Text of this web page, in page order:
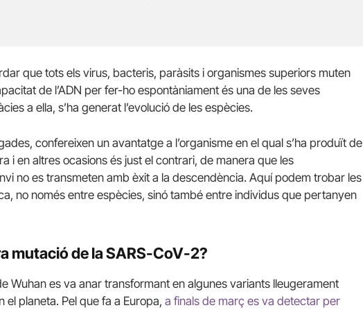
que tots els virus, bacteris, paràsits i organismes superiors muten
de l’ADN per fer-ho espontàniament és una de les seves
a ella, s’ha generat l’evolució de les espècies.
confereixen un avantatge a l’organisme en el qual s’ha produït de
i en altres ocasions és just el contrari, de manera que les
no es transmeten amb èxit a la descendència. Aquí podem trobar les
no només entre espècies, sinó també entre individus que pertanyen
mutació de la SARS-CoV-2?
Wuhan es va anar transformant en algunes variants lleugerament
planeta. Pel que fa a Europa, a finals de març es va detectar per